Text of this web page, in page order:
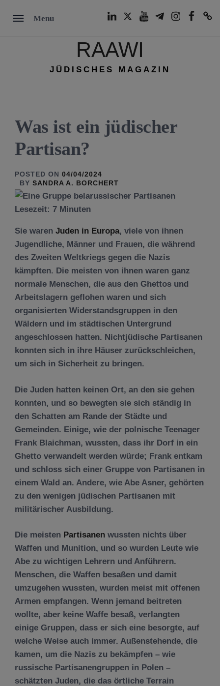
Menu
RAAWI
JÜDISCHES MAGAZIN
Was ist ein jüdischer
Partisan?
POSTED ON 04/04/2024
BY SANDRA A. BORCHERT
Lesezeit: 7 Minuten
Sie waren Juden in Europa, viele von ihnen
Jugendliche, Männer und Frauen, die während
des Zweiten Weltkriegs gegen die Nazis
kämpften. Die meisten von ihnen waren ganz
normale Menschen, die aus den Ghettos und
Arbeitslagern geflohen waren und sich
organisierten Widerstandsgruppen in den
Wäldern und im städtischen Untergrund
angeschlossen hatten. Nichtjüdische Partisanen
konnten sich in ihre Häuser zurückschleichen,
um sich in Sicherheit zu bringen.
Die Juden hatten keinen Ort, an den sie gehen
konnten, und so bewegten sie sich ständig in
den Schatten am Rande der Städte und
Gemeinden. Einige, wie der polnische Teenager
Frank Blaichman, wussten, dass ihr Dorf in ein
Ghetto verwandelt werden würde; Frank entkam
und schloss sich einer Gruppe von Partisanen in
einem Wald an. Andere, wie Abe Asner, gehörten
zu den wenigen jüdischen Partisanen mit
militärischer Ausbildung.
Die meisten Partisanen wussten nichts über
Waffen und Munition, und so wurden Leute wie
Abe zu wichtigen Lehrern und Anführern.
Menschen, die Waffen besaßen und damit
umzugehen wussten, wurden meist mit offenen
Armen empfangen. Wenn jemand beitreten
wollte, aber keine Waffe besaß, verlangten
einige Gruppen, dass er sich eine besorgte, auf
welche Weise auch immer. Außenstehende, die
kamen, um die Nazis zu bekämpfen – wie
russische Partisanengruppen in Polen –
schätzten Juden, die das örtliche Terrain